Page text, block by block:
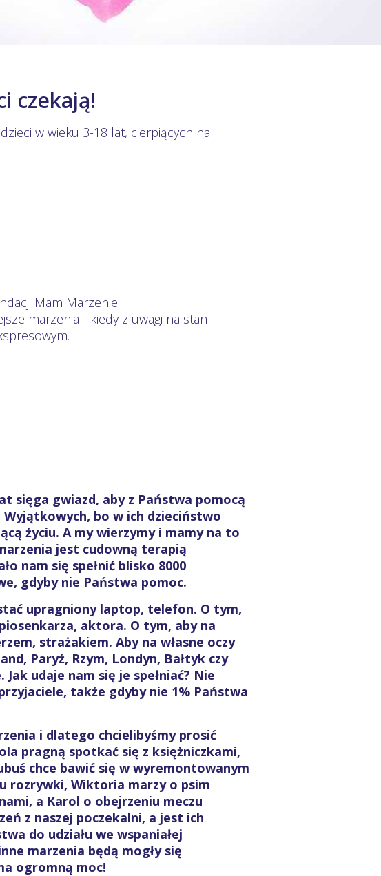
czekają!
w wieku 3-18 lat, cierpiących na
Mam Marzenie.
marzenia - kiedy z uwagi na stan
sięga gwiazd, aby z Państwa pomocą
bo w ich dzieciństwo
życiu. A my wierzymy i mamy na to
jest cudowną terapią
nam się spełnić blisko 8000
gdyby nie Państwa pomoc.
upragniony laptop, telefon. O tym,
aktora. O tym, aby na
strażakiem. Aby na własne oczy
Paryż, Rzym, Londyn, Bałtyk czy
udaje nam się je spełniać? Nie
także gdyby nie 1% Państwa
i dlatego chcielibyśmy prosić
pragną spotkać się z księżniczkami,
chce bawić się w wyremontowanym
rozrywki, Wiktoria marzy o psim
a Karol o obejrzeniu meczu
z naszej poczekalni, a jest ich
do udziału we wspaniałej
marzenia będą mogły się
ogromną moc!